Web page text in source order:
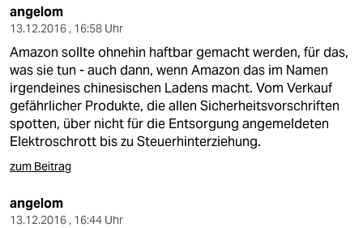
sport
berlin
nord
wahrheit
verlag
verlag
angelom
13.12.2016 , 16:58 Uhr
Amazon sollte ohnehin haftbar gemacht werden, für das,
was sie tun - auch dann, wenn Amazon das im Namen
irgendeines chinesischen Ladens macht. Vom Verkauf
gefährlicher Produkte, die allen Sicherheitsvorschriften
spotten, über nicht für die Entsorgung angemeldeten
Elektroschrott bis zu Steuerhinterziehung.
zum Beitrag
angelom
13.12.2016 , 16:44 Uhr